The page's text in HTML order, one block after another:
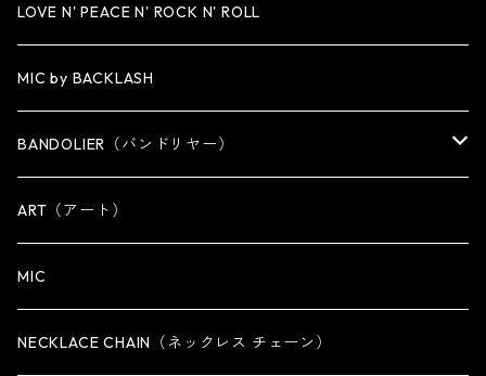
WALLET CHAIN
WALLET
OTHER
NECKLACE
KEY CHAIN
WALLET CHAIN
OTHER
BRACELET
BRACELET
NECKLACE
LOVE N' PEACE N' ROCK N' ROLL
MIC by BACKLASH
BANDOLIER（バンドリヤー）
iPhone 14専用ケース
iPhone 14 Plus専用ケース
iPhone 14 Pro専用ケース
ART（アート）
MIC
NECKLACE CHAIN（ネックレス チェーン）